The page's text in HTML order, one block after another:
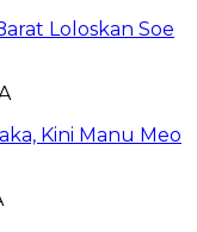
Loloskan Soe
Kini Manu Meo